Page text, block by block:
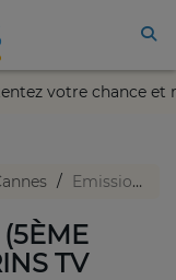
tentez votre chance
Emission 21 mai 2026 (5ème partie) - Cannes Lérins TV fait son festival !
TV